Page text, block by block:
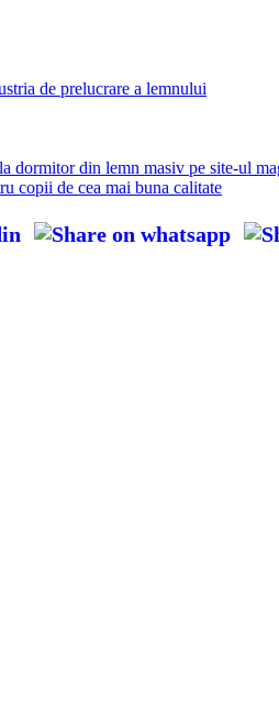
de prelucrare a lemnului
dormitor din lemn masiv pe site-ul
copii de cea mai buna calitate